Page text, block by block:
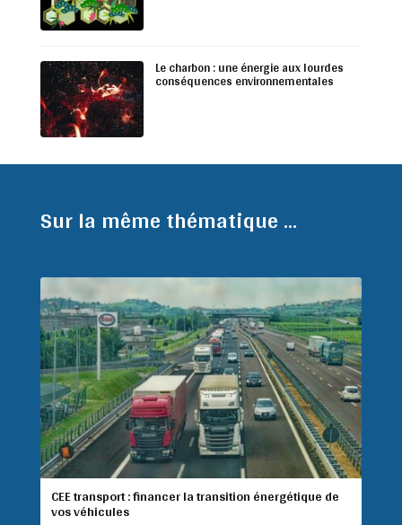
Le charbon : une énergie aux lourdes
conséquences environnementales
Sur la même thématique ...
CEE transport : financer la transition énergétique de
vos véhicules